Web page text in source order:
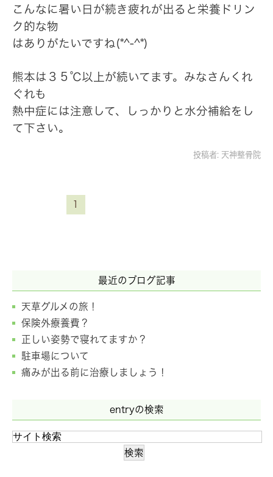
こんなに暑い日が続き疲れが出ると栄養ドリン
ク的な物
はありがたいですね(*^-^*)
熊本は３５℃以上が続いてます。みなさんくれ
ぐれも
熱中症には注意して、しっかりと水分補給をし
て下さい。
投稿者: 天神整骨院
1
最近のブログ記事
天草グルメの旅！
保険外療養費？
正しい姿勢で寝れてますか？
駐車場について
痛みが出る前に治療しましょう！
entryの検索